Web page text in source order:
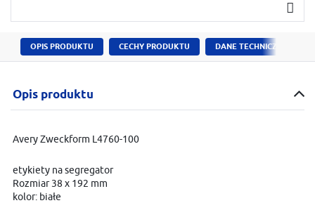
OPIS PRODUKTU CECHY PRODUKTU DANE TECHNICZNE
Opis produktu
Avery Zweckform L4760-100
etykiety na segregator
Rozmiar 38 x 192 mm
kolor: białe